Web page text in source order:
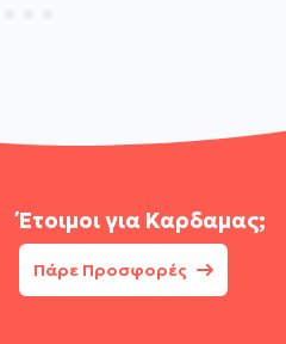
Έτοιμοι για Καρδαμας;
Πάρε Προσφορές